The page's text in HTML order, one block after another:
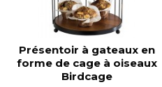
Présentoir à gateaux en
forme de cage à oiseaux
Birdcage